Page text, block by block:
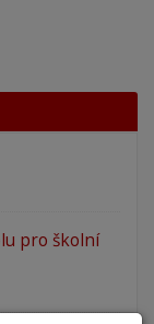
pro školní